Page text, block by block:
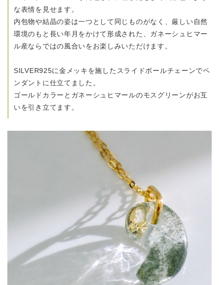
な表情を見せます。
内包物や結晶の姿は一つとして同じものがなく、 厳しい自然
環境のもと長い年月をかけて形成された、 ガネーシュヒマー
ル産ならではの風合いをお楽しみいただけます。
SILVER925に金メッキを施したスライドボールチェーンでペ
ンダントに仕立てました。
ゴールドカラーとガネーシュヒマールのモスグリーンがお互
いを引き立てます。